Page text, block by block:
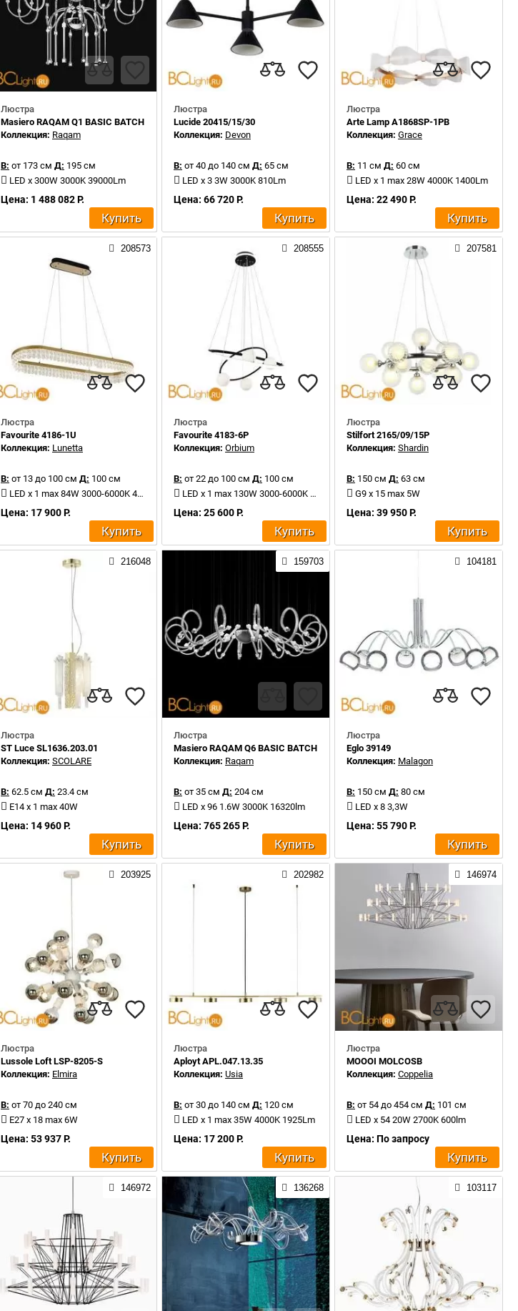
Люстра
Masiero RAQAM Q1 BASIC BATCH B – MOD. 3 × 10 + MOD. 4 × 10 + MOD. 3 × 10 G04
Коллекция: Raqam
В: от 173 см Д: 195 см
LED x 300W 3000K 39000Lm
Цена: 1 488 082 Р.
Купить
Люстра
Lucide 20415/15/30
Коллекция: Devon
В: от 40 до 140 см Д: 65 см
LED x 3 3W 3000K 810Lm
Цена: 66 720 Р.
Купить
Люстра
Arte Lamp A1868SP-1PB
Коллекция: Grace
В: 11 см Д: 60 см
LED x 1 max 28W 4000K 1400Lm
Цена: 22 490 Р.
Купить
208573
Люстра
Favourite 4186-1U
Коллекция: Lunetta
В: от 13 до 100 см Д: 100 см
LED x 1 max 84W 3000-6000K 4410Lm
Цена: 17 900 Р.
Купить
208555
Люстра
Favourite 4183-6P
Коллекция: Orbium
В: от 22 до 100 см Д: 100 см
LED x 1 max 130W 3000-6000K 4050Lm
Цена: 25 600 Р.
Купить
207581
Люстра
Stilfort 2165/09/15P
Коллекция: Shardin
В: 150 см Д: 63 см
G9 x 15 max 5W
Цена: 39 950 Р.
Купить
216048
Люстра
ST Luce SL1636.203.01
Коллекция: SCOLARE
В: 62.5 см Д: 23.4 см
E14 x 1 max 40W
Цена: 14 960 Р.
Купить
159703
Люстра
Masiero RAQAM Q6 BASIC BATCH A – MODULO 2 × 16 G04
Коллекция: Raqam
В: от 35 см Д: 204 см
LED x 96 1.6W 3000K 16320lm
Цена: 765 265 Р.
Купить
104181
Люстра
Eglo 39149
Коллекция: Malagon
В: 150 см Д: 80 см
LED x 8 3,3W
Цена: 55 790 Р.
Купить
203925
Люстра
Lussole Loft LSP-8205-S
Коллекция: Elmira
В: от 70 до 240 см
E27 x 18 max 6W
Цена: 53 937 Р.
Купить
202982
Люстра
Aployt APL.047.13.35
Коллекция: Usia
В: от 30 до 140 см Д: 120 см
LED x 1 max 35W 4000K 1925Lm
Цена: 17 200 Р.
Купить
146974
Люстра
MOOOI MOLCOSB
Коллекция: Coppelia
В: от 54 до 454 см Д: 101 см
LED x 54 20W 2700K 600lm
Цена: По запросу
Купить
146972 136268 103117